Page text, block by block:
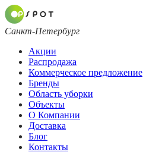
Санкт-Петербург
Акции
Распродажа
Коммерческое предложение
Бренды
Область уборки
Объекты
О Компании
Доставка
Блог
Контакты